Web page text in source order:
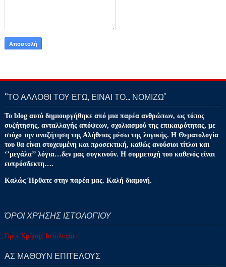
‘’ΤΟ ΑΛΛΟΘΙ ΤΟΥ ΕΓΩ, ΕΙΝΑΙ ΤΟ… ΝΟΜΙΖΩ''
Το blog αυτό δημιουργήθηκε από μια παρέα ανθρώπων, ως τόπος
συζήτησης, ανταλλαγής απόψεων, σχολιασμού της επικαιρότητας, με
στόχο την αναζήτηση της Αλήθειας μέσω της λογικής. Η Θεματολογία
του θα είναι στοχευμένη και προσεκτική, καθώς ανούσιοι τίτλοι και
‘’μεγάλα’’ λόγια…δεν μας συγκινούν. Η συμμετοχή του καθενός είναι
ευπρόσδεκτη….
Καλώς Ήρθατε στην παρέα μας. Καλή διαμονή.
ΌΡΟΙ ΧΡΉΣΗΣ ΙΣΤΟΛΟΓΊΟΥ
Όροι Χρήσης Ιστολογίου
ΑΣ ΜΑΘΟΥΝ ΕΠΙΤΕΛΟΥΣ